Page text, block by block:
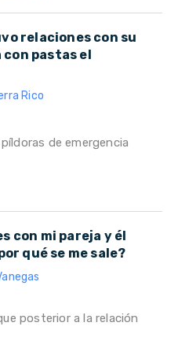
relaciones con su
pastas el
Rico
de emergencia
con mi pareja y él
qué se me sale?
posterior a la relación